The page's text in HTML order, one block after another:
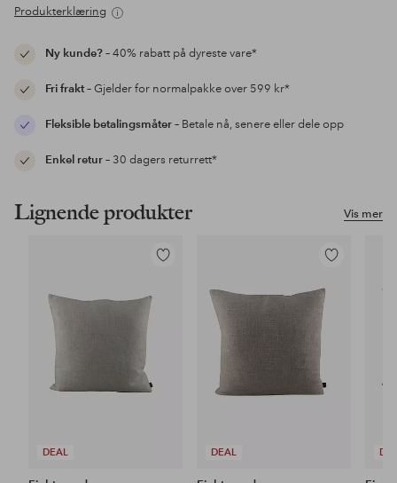
Produkterklæring
Ny kunde?– 40% rabatt på dyreste vare*
Fri frakt– Gjelder for normalpakke over 599 kr*
Fleksible betalingsmåter– Betale nå, senere eller dele opp
Enkel retur– 30 dagers returrett*
Vis mer
Lignende produkter
DEAL
Legg
favoritter
DEAL
Legg
favoritter